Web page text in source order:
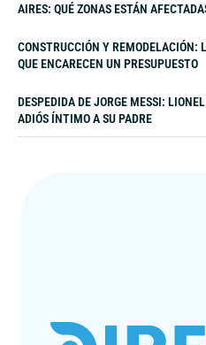
AIRES: QUÉ ZONAS ESTÁN
CONSTRUCCIÓN Y REMODELACIÓN:
QUE ENCARECEN UN PRESUPUESTO
DESPEDIDA DE JORGE MESSI:
ADIÓS ÍNTIMO A SU PADRE